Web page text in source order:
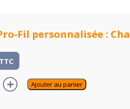
Fil personnalisée :
TTC
+ Ajouter au panier